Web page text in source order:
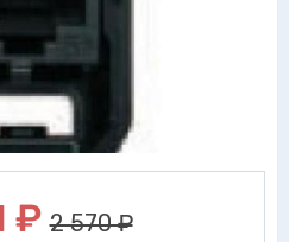
₽ 2 570 ₽